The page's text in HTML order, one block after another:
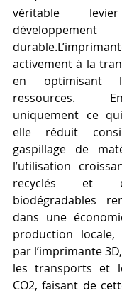
véritable
développement
activement à la
en optimisant
ressources.
uniquement ce
elle réduit
gaspillage de
l’utilisation
recyclés et
biodégradables
dans une
production locale,
par l’imprimante
les transports et
CO2, faisant de